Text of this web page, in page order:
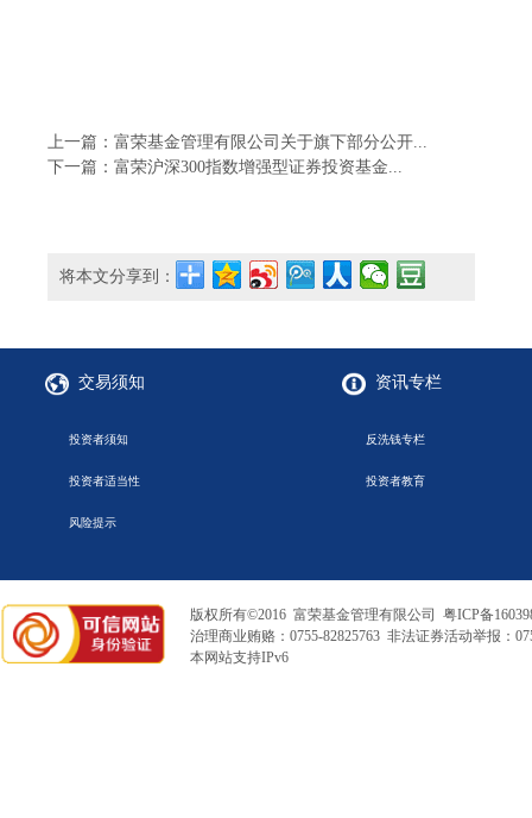
上一篇：富荣基金管理有限公司关于旗下部分公开...
下一篇：富荣沪深300指数增强型证券投资基金...
将本文分享到：
交易须知
投资者须知
投资者适当性
风险提示
资讯专栏
反洗钱专栏
投资者教育
版权所有©2016 富荣基金管理有限公司 粤ICP备
治理商业贿赂：0755-82825763 非法证券活动举报：
本网站支持IPv6